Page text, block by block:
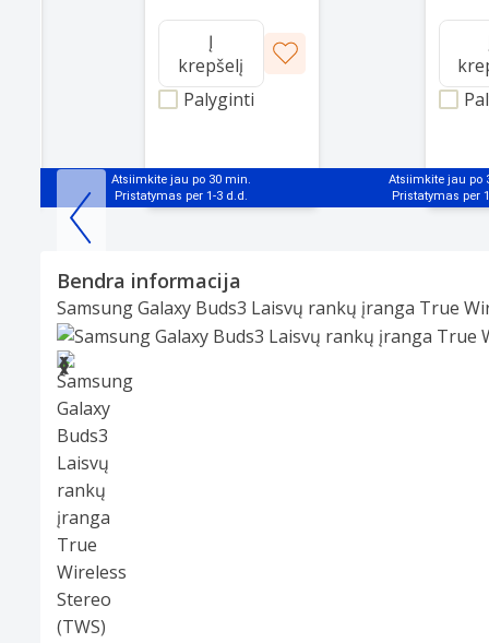
Atsiimkite jau po 30 min.
Į
krepšelį
Palyginti
Atsiimkite jau po
Item
25
Bendra informacija
Samsung Galaxy Buds3 Laisvų rankų įranga True
Slide 1 of 8
❮
❯